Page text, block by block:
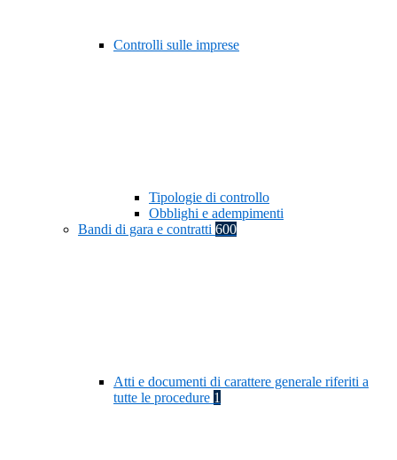
Controlli sulle imprese
Tipologie di controllo
Obblighi e adempimenti
Bandi di gara e contratti 600
Atti e documenti di carattere generale riferiti a
tutte le procedure 1